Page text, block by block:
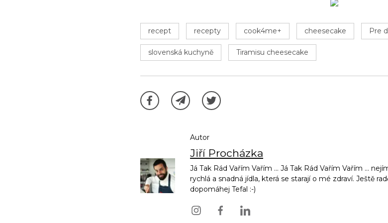
recept recepty cook4me+ cheesecake Pre
slovenská kuchyně Tiramisu cheesecake
Autor
Jiří Procházka
Já Tak Rád Vařím Vařím ... Já Tak Rád Vařím Vařím ...
rychlá a snadná jídla, která se starají o mé zdraví. Ještě
dopomáhej Tefal :-)